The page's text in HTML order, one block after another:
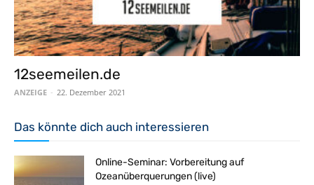
12seemeilen.de
ANZEIGE - 22. Dezember 2021
Das könnte dich auch interessieren
Online-Seminar: Vorbereitung auf
Ozeanüberquerungen (live)